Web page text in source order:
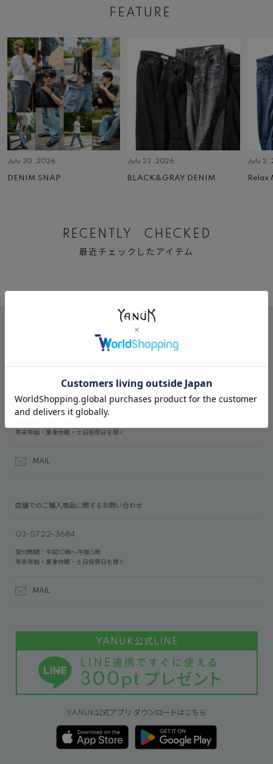
FEATURE
July 30 ,2026
DENIM SNAP
July 23 ,2026
BLACK&GRAY DENIM
July 2
Relax
RECENTLY CHECKED
最近チェックしたアイテム
03-6809-2611
年末年始・夏季休暇・土日祝祭日を除く
MAIL
店舗でのご購入商品に関するお問い合わせ
03-5722-3684
受付時間：午前10時～午後5時
年末年始・夏季休暇・土日祝祭日を除く
MAIL
YANUK公式アプリ ダウンロードはこちら